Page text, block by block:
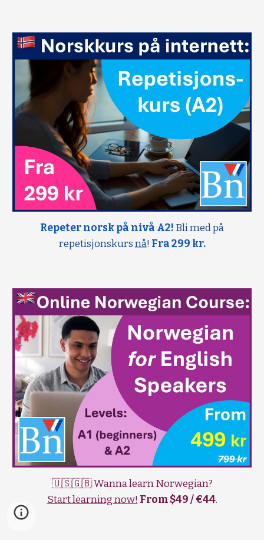
Repeter norsk på nivå A2! Bli med på
repetisjonskursnå! Fra 299 kr.
🇺🇸🇬🇧 Wanna learn Norwegian?
Start learning now! From $49 / €44.